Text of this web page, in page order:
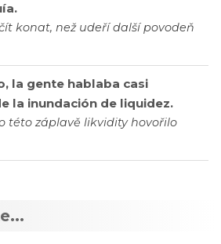
konat, než udeří další povodeň
la gente hablaba casi
la inundación de liquidez.
této záplavě likvidity hovořilo